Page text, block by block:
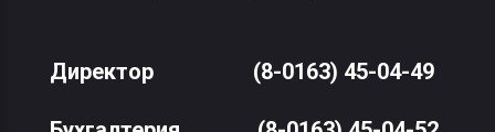
Директор (8-0163) 45-04-49